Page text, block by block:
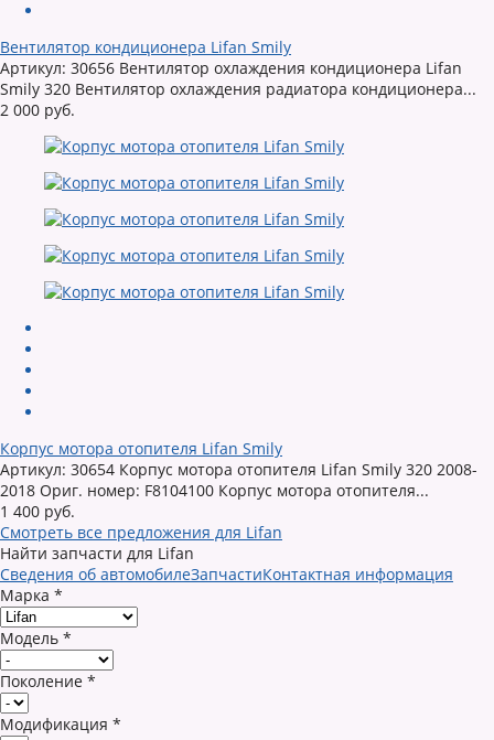
Вентилятор кондиционера Lifan Smily
Артикул: 30656 Вентилятор охлаждения кондиционера Lifan
Smily 320 Вентилятор охлаждения радиатора кондиционера...
2 000 руб.
Корпус мотора отопителя Lifan Smily
Артикул: 30654 Корпус мотора отопителя Lifan Smily 320 2008-
2018 Ориг. номер: F8104100 Корпус мотора отопителя...
1 400 руб.
Смотреть все предложения для Lifan
Найти запчасти для Lifan
Сведения об автомобилеЗапчастиКонтактная информация
Марка *
Модель *
Поколение *
Модификация *